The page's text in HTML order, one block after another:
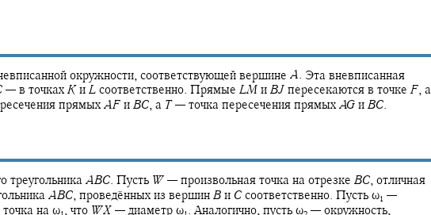
окружности, соответствующей вершине A. Эта вневписанная
— в точках K и L соответственно. Прямые LM и BJ пересекаются в точке F, а
прямых AF и BC, а T— точка пересечения прямых AG и BC.
треугольника ABC. Пусть W — произвольная точка на отрезке BC, отличная
ABC, проведённых из вершин B и C соответственно. Пусть ω‍1 —
точка на ω‍ , что WX —диаметр ω‍ . Аналогично, пусть ω‍ — окружность,